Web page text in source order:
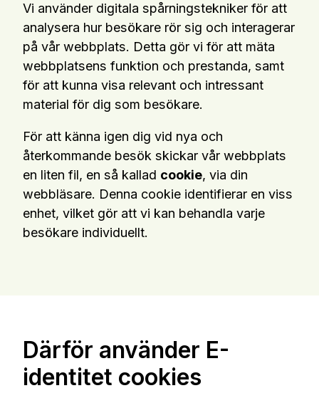
Vi använder digitala spårningstekniker för att
analysera hur besökare rör sig och interagerar
på vår webbplats. Detta gör vi för att mäta
webbplatsens funktion och prestanda, samt
för att kunna visa relevant och intressant
material för dig som besökare.
För att känna igen dig vid nya och
återkommande besök skickar vår webbplats
en liten fil, en så kallad cookie, via din
webbläsare. Denna cookie identifierar en viss
enhet, vilket gör att vi kan behandla varje
besökare individuellt.
Därför använder E-
identitet cookies